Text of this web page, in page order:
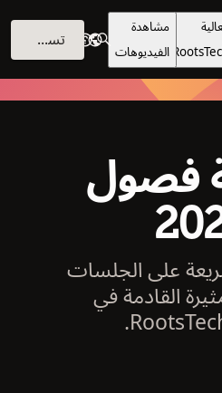
مشاهدة
الفيديوهات
تسجيل الدخول
فصول
على الجلسات
القادمة في